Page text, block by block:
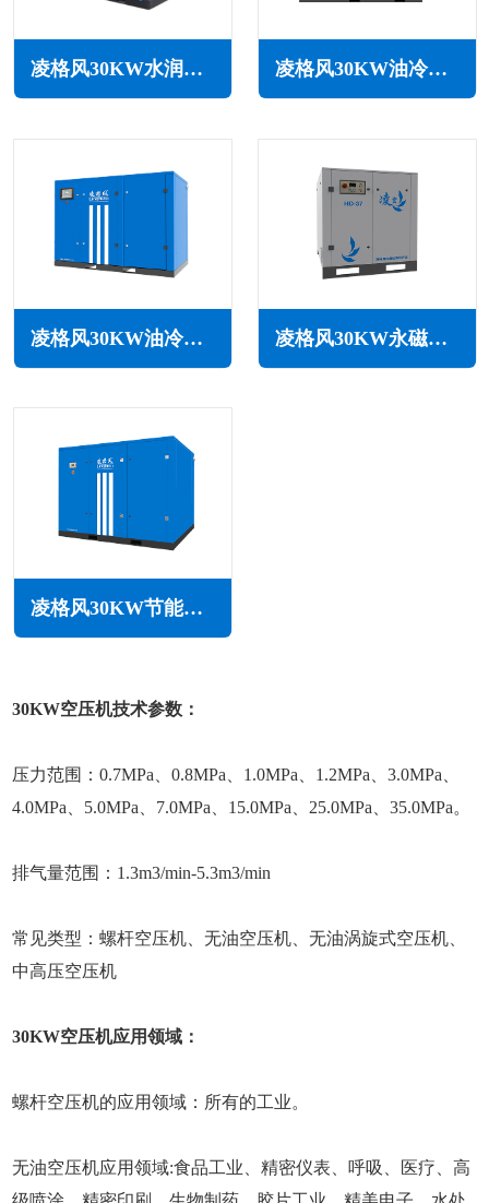
凌格风30KW水润滑无油空压机LSW系列 凌格风30KW油冷永磁变频空压机LOH系列
凌格风30KW油冷永磁变频空压机LSH系列 凌格风30KW永磁变频空压机HD系列
凌格风30KW节能空压机LS系列
30KW空压机技术参数：
压力范围：0.7MPa、0.8MPa、1.0MPa、1.2MPa、3.0MPa、
4.0MPa、5.0MPa、7.0MPa、15.0MPa、25.0MPa、35.0MPa。
排气量范围：1.3m3/min-5.3m3/min
常见类型：螺杆空压机、无油空压机、无油涡旋式空压机、
中高压空压机
30KW空压机应用领域：
螺杆空压机的应用领域：所有的工业。
无油空压机应用领域:食品工业、精密仪表、呼吸、医疗、高